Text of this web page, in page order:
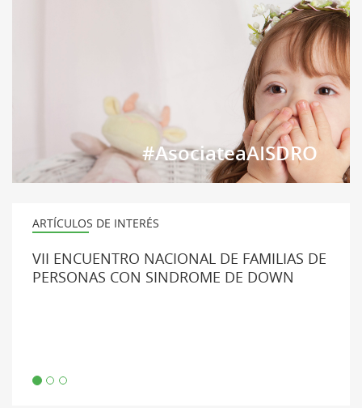
#AsociateaAISDRO
ARTÍCULOS DE INTERÉS
VII ENCUENTRO NACIONAL DE FAMILIAS DE
PERSONAS CON SINDROME DE DOWN